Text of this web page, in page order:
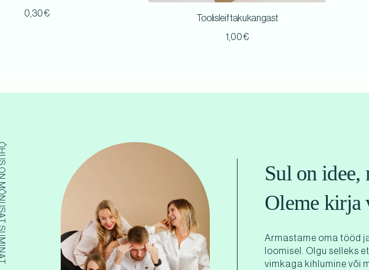
0,30€
Toolisleif takukangast
1,00€
SUMINAT
Sul on idee,
Oleme kirja
Armastame oma tööd
loomisel. Olgu selleks
vimkaga kihlumine või